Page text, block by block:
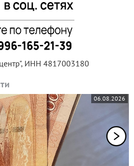
ИНН 4817003180
06.08.2026